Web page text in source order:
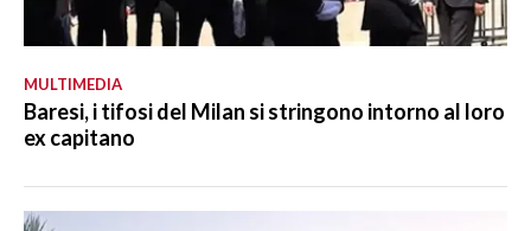
MULTIMEDIA
Baresi, i tifosi del Milan si stringono intorno al loro
ex capitano